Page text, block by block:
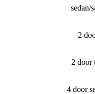
sedan/​
2
2 door
4 door